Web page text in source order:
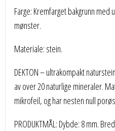
Farge: Kremfarget bakgrunn med
mønster.
Materiale: stein.
DEKTON – ultrakompakt
av over 20 naturlige mineraler.
mikrofeil, og har nesten null
PRODUKTMÅL: Dybde: 8 mm.